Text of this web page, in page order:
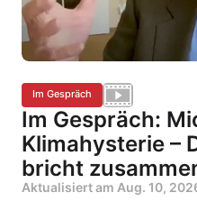
Im Gespräch
Im Gespräch:
Klimahysterie –
bricht
Aktualisiert am Aug. 10,